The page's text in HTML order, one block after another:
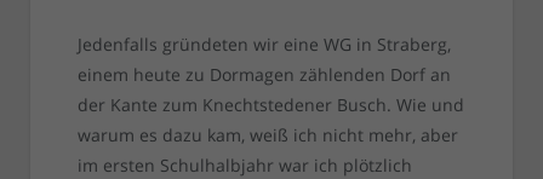
Jedenfalls gründeten wir eine WG in Straberg,
einem heute zu Dormagen zählenden Dorf an
der Kante zum Knechtstedener Busch. Wie und
warum es dazu kam, weiß ich nicht mehr, aber
im ersten Schulhalbjahr war ich plötzlich